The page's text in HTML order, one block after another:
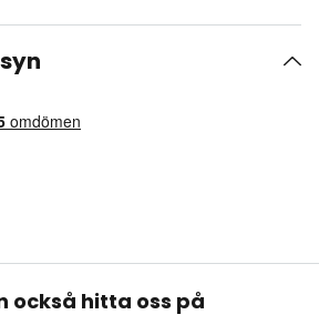
också hitta oss på